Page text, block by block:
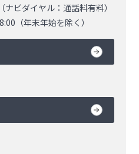
ビダイヤル：通話料有料）
（年末年始を除く）